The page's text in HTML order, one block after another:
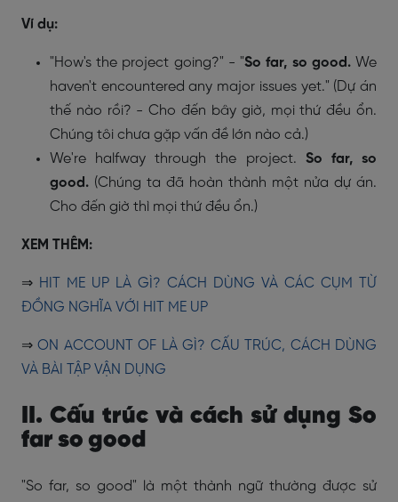
Ví dụ:
"How's the project going?" - "So far, so good.We
haven't encountered any major issues yet." (Dự án
thế nào rồi? - Cho đến bây giờ, mọi thứ đều ổn.
Chúng tôi chưa gặp vấn đề lớn nào cả.)
We're halfway through the project. So far, so
good. (Chúng ta đã hoàn thành một nửa dự án.
Cho đến giờ thì mọi thứ đều ổn.)
XEM THÊM:
⇒ HIT ME UP LÀ GÌ? CÁCH DÙNG VÀ CÁC CỤM TỪ
ĐỒNG NGHĨA VỚI HIT ME UP
⇒ON ACCOUNT OF LÀ GÌ? CẤU TRÚC, CÁCH DÙNG
VÀ BÀI TẬP VẬN DỤNG
II. Cấu trúc và cách sử dụng So
far so good
"So far, so good" là một thành ngữ thường được sử